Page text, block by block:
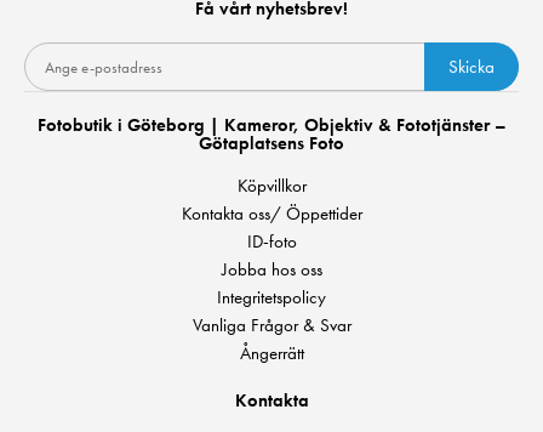
Få vårt nyhetsbrev!
Skicka
Fotobutik i Göteborg | Kameror, Objektiv & Fototjänster –
Götaplatsens Foto
Köpvillkor
Kontakta oss/ Öppettider
ID-foto
Jobba hos oss
Integritetspolicy
Vanliga Frågor & Svar
Ångerrätt
Kontakta